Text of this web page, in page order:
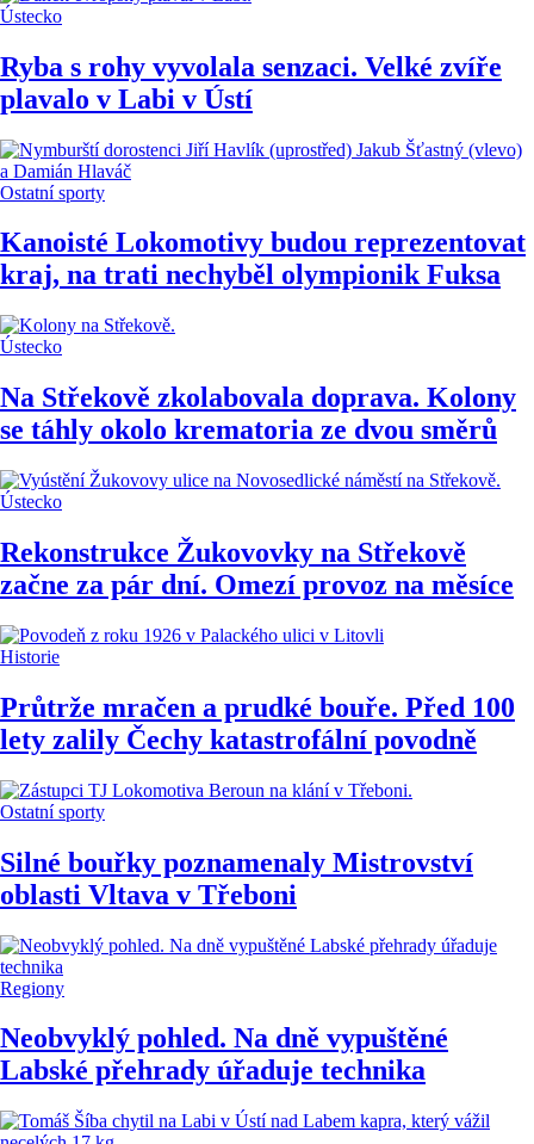
Ústecko
Ryba s rohy vyvolala senzaci. Velké zvíře
plavalo v Labi v Ústí
Ostatní sporty
Kanoisté Lokomotivy budou reprezentovat
kraj, na trati nechyběl olympionik Fuksa
Ústecko
Na Střekově zkolabovala doprava. Kolony
se táhly okolo krematoria ze dvou směrů
Ústecko
Rekonstrukce Žukovovky na Střekově
začne za pár dní. Omezí provoz na měsíce
Historie
Průtrže mračen a prudké bouře. Před 100
lety zalily Čechy katastrofální povodně
Ostatní sporty
Silné bouřky poznamenaly Mistrovství
oblasti Vltava v Třeboni
Regiony
Neobvyklý pohled. Na dně vypuštěné
Labské přehrady úřaduje technika